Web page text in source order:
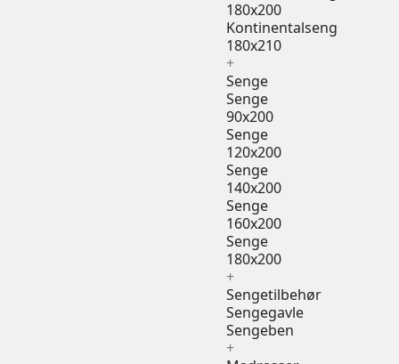
180x200
Kontinentalseng
180x210
+
Senge
Senge
90x200
Senge
120x200
Senge
140x200
Senge
160x200
Senge
180x200
+
Sengetilbehør
Sengegavle
Sengeben
+